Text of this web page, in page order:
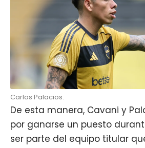
Carlos Palacios.
De esta manera, Cavani y
por ganarse un puesto
ser parte del equipo titular